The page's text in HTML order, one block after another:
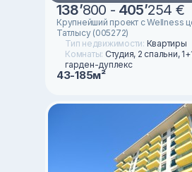
138’800 - 405’254 €
Крупнейший проект с Wellness
Татлысу (005272)
Тип недвижимости: Квартиры
Комнаты: Студия, 2 спальни,
гарден-дуплекс
43-185м²